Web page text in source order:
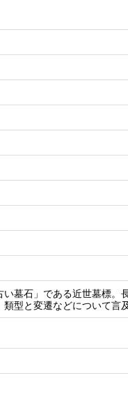
墓石」である近世墓標。
型と変遷などについて言